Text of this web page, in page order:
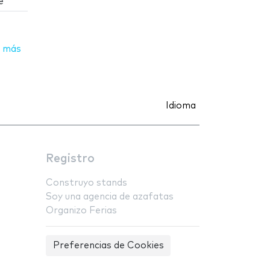
Idioma
Registro
Construyo stands
Soy una agencia de azafatas
Organizo Ferias
Preferencias de Cookies